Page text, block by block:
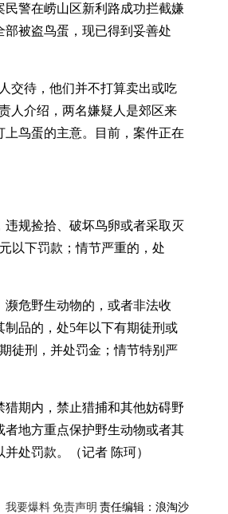
警在崂山区新利路成功拦截嫌
被盗鸟蛋，现已得到妥善处
交待，他们并不打算卖出或吃
人介绍，两名嫌疑人是郊区来
鸟蛋的主意。目前，案件正在
规捡拾、破坏鸟卵或者采取灭
以下罚款；情节严重的，处
危野生动物的，或者非法收
品的，处5年以下有期徒刑或
徒刑，并处罚金；情节特别严
期内，禁止猎捕和其他妨碍野
地方重点保护野生动物或者其
处罚款。（记者 陈珂）
我要爆料免责声明 责任编辑：浪淘沙